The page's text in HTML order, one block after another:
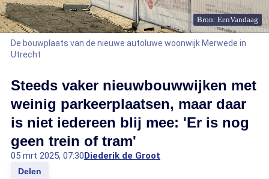
Bron: EenVandaag
De bouwplaats van de nieuwe autoluwe woonwijk Merwede in
Utrecht
Steeds vaker nieuwbouwwijken met
weinig parkeerplaatsen, maar daar
is niet iedereen blij mee: 'Er is nog
geen trein of tram'
05 mrt 2025, 07:30Diederik de Groot
Delen